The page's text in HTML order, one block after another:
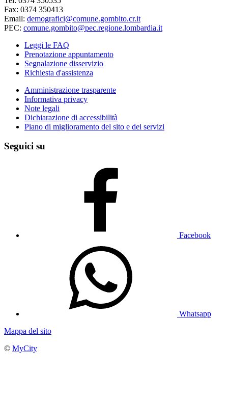
Fax: 0374 350413
Email: demografici@comune.gombito.cr.it
PEC: comune.gombito@pec.regione.lombardia.it
Leggi le FAQ
Prenotazione appuntamento
Segnalazione disservizio
Richiesta d'assistenza
Amministrazione trasparente
Informativa privacy
Note legali
Dichiarazione di accessibilità
Piano di miglioramento del sito e dei servizi
Seguici su
Facebook
Whatsapp
Mappa del sito
© MyCity